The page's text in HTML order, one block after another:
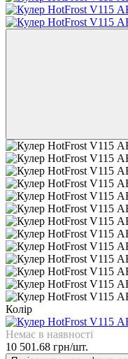
Колір
Немає в наявності
10 501.68 грн/шт.